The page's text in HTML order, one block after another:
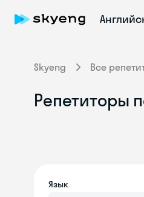
Skyeng Все
Репетиторы
Язык